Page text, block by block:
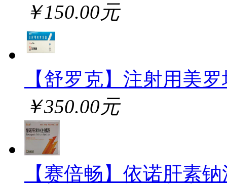
￥150.00元
【舒罗克】注射用美
￥350.00元
【赛倍畅】依诺肝素